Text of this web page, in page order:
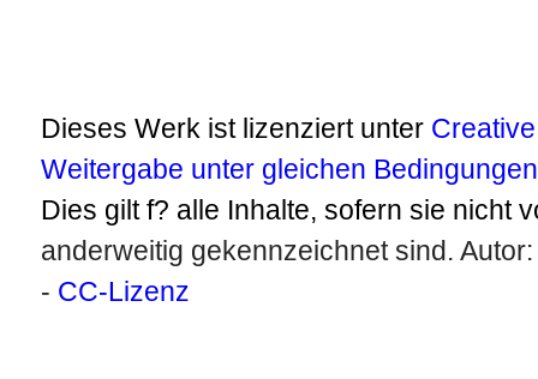
Dieses Werk ist lizenziert unter
Weitergabe unter gleichen
Dies gilt f? alle Inhalte, sofern sie nicht
anderweitig gekennzeichnet sind.
- CC-Lizenz